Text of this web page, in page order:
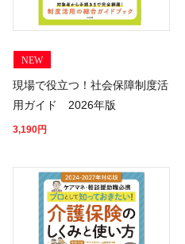
NEW
現場で役立つ！社会保障制度活
用ガイド 2026年版
3,190円